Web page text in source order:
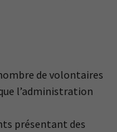
de volontaires
l’administration
présentant des